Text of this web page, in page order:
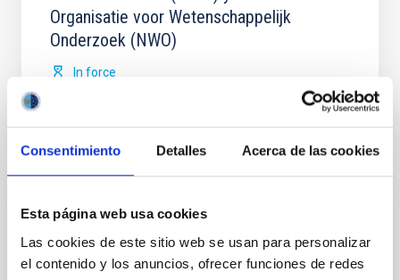
Consentimiento Detalles Acerca de las cookies
Esta página web usa cookies
Las cookies de este sitio web se usan para personalizar
el contenido y los anuncios, ofrecer funciones de redes
Organisatie voor Wetenschappelijk
Onderzoek (NWO)
In force
Acuerdo para la instalación del Telescopio
de Treinta Metros (TMT) en el
Observatorio del Roque de los Muchachos